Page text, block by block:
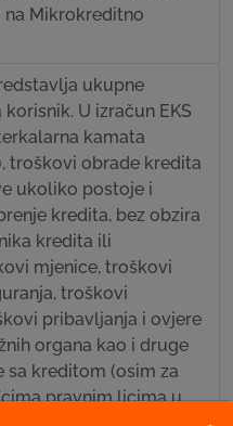
na Mikrokreditno
ukupne
U izračun EKS
kamata
troškovi obrade kredita
ukoliko postoje i
kredita, bez obzira
kredita ili
mjenice, troškovi
troškovi
pribavljanja i ovjere
organa kao i druge
sa kreditom (osim za
pravnim licima u